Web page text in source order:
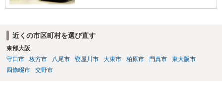
近くの市区町村を選び直す
東部大阪
守口市
枚方市 八尾市 寝屋川市 大東市 柏原市 門真市
東大阪市
四條畷市
交野市